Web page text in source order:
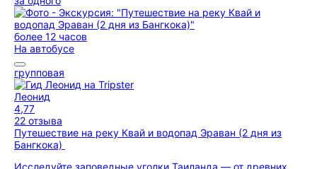
более 12 часов
На автобусе
групповая
Леонид
4,77
22 отзыва
Путешествие на реку Квай и водопад Эраван (2 дня из
Бангкока)
Исследуйте заповедные уголки Таиланда — от древних